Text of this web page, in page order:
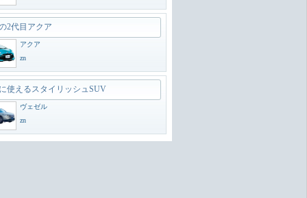
2代目アクア
アクア
zn
使えるスタイリッシュSUV
ヴェゼル
zn